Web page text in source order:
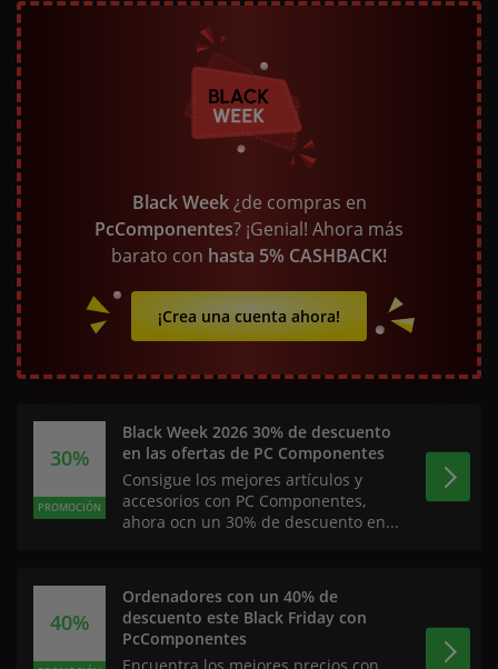
Black Week¿de compras en
PcComponentes? ¡Genial! Ahora más
barato con hasta 5% CASHBACK!
¡Crea una cuenta ahora!
30%
PROMOCIÓN
Black Week 2026 30% de descuento
en las ofertas de PC Componentes
Consigue los mejores artículos y
accesorios con PC Componentes,
ahora ocn un 30% de descuento en...
40%
Ordenadores con un 40% de
descuento este Black Friday con
PcComponentes